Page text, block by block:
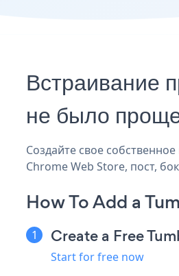
Встраивание
не было
Создайте свое
Chrome Web Store, пост,
How To Add a
Create a Free
Start for free now